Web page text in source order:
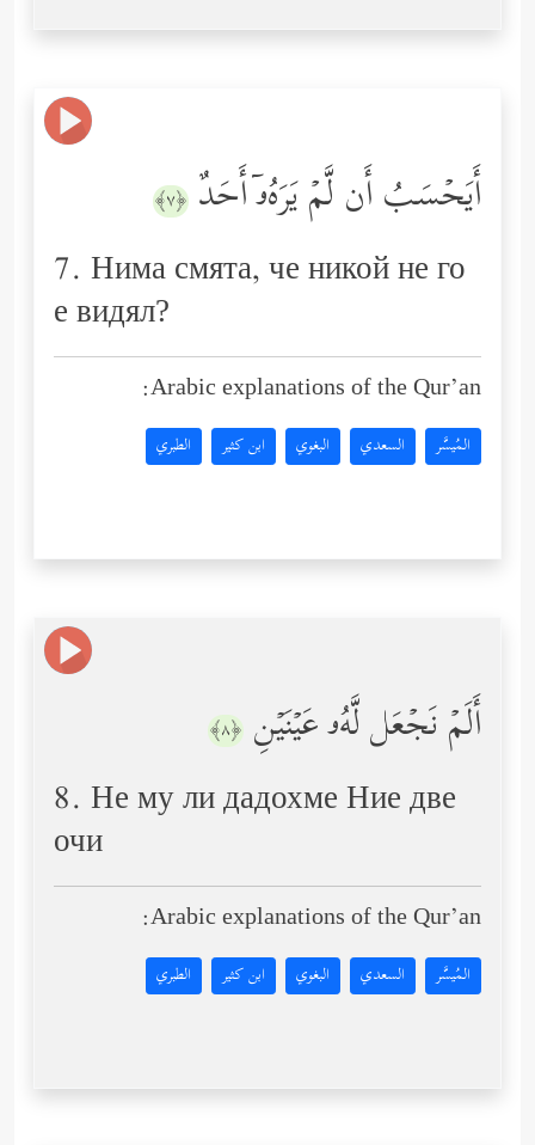
أَیَحۡسَبُ أَن لَّمۡ یَرَهُۥۤ أَحَدٌ ﴿٧﴾
7. Нима смята, че никой не го
е видял?
Arabic explanations of the Qur’an:
المُيسَّر السعدي البغوي ابن كثير الطبري
أَلَمۡ نَجۡعَل لَّهُۥ عَیۡنَیۡنِ ﴿٨﴾
8. Не му ли дадохме Ние две
очи
Arabic explanations of the Qur’an:
المُيسَّر السعدي البغوي ابن كثير الطبري